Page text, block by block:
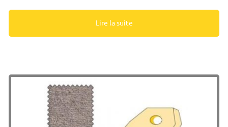
Lire la suite